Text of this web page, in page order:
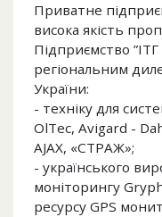
Приватне
висока якість
Підприємство
регіональним
України:
- техніку для
OlTec, Avigard -
AJAX, «СТРАЖ»;
- українського
моніторингу
ресурсу GPS